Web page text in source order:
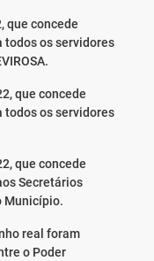
que concede
todos os servidores
que concede
todos os servidores
que concede
Secretários
Município.
real foram
o Poder